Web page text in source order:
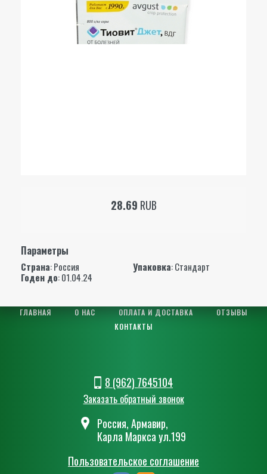
28.69 RUB
Параметры
Страна: Россия Упаковка: Стандарт
Годен до: 01.04.24
ГЛАВНАЯ О НАС ОПЛАТА И ДОСТАВКА
ОТЗЫВЫ
КОНТАКТЫ
8 (962) 7645104
Заказать обратный звонок
Россия, Армавир,
Карла Маркса ул.199
Пользовательское соглашение